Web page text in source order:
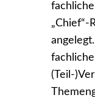
„Chief“-
(Teil-